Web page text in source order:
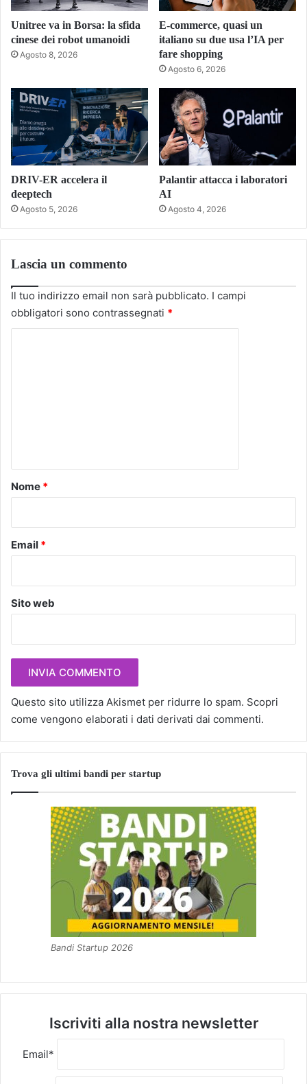
Unitree va in Borsa: la sfida
cinese dei robot umanoidi
Agosto 8, 2026
E-commerce, quasi un
italiano su due usa l’IA per
fare shopping
Agosto 6, 2026
DRIV-ER accelera il
deeptech
Agosto 5, 2026
Palantir attacca i laboratori
AI
Agosto 4, 2026
Lascia un commento
Il tuo indirizzo email non sarà pubblicato. I campi
obbligatori sono contrassegnati *
o
Nome *
Email *
Sito web
Questo sito utilizza Akismet per ridurre lo spam. Scopri
come vengono elaborati i dati derivati dai commenti.
Trova gli ultimi bandi per startup
Bandi Startup 2026
Iscriviti alla nostra newsletter
Email*